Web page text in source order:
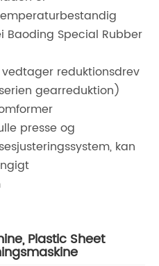
Special Rubber
vedtager reduktionsdrev
gearreduktion)
presse og
kan
Plastic Sheet